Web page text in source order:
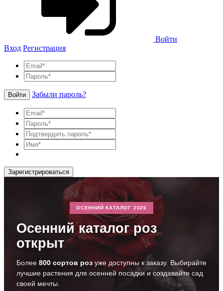
Войти
Вход Регистрация
Войти Забыли пароль?
Зарегистрироваться
ОСЕННИЙ КАТАЛОГ 2026
Осенний каталог роз
открыт
Более 800 сортов роз уже доступны к заказу. Выбирайте
лучшие растения для осенней посадки и создавайте сад
своей мечты.